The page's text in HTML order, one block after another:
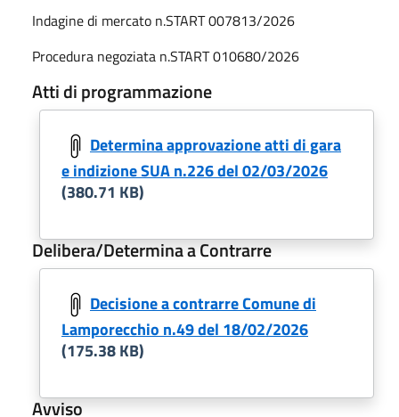
Indagine di mercato n.START 007813/2026
Procedura negoziata n.START 010680/2026
Atti di programmazione
Determina approvazione atti di gara
e indizione SUA n.226 del 02/03/2026
(380.71 KB)
Delibera/Determina a Contrarre
Decisione a contrarre Comune di
Lamporecchio n.49 del 18/02/2026
(175.38 KB)
Avviso